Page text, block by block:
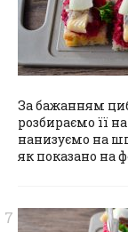
За бажанням
розбираємо її
нанизуємо на
як показано на